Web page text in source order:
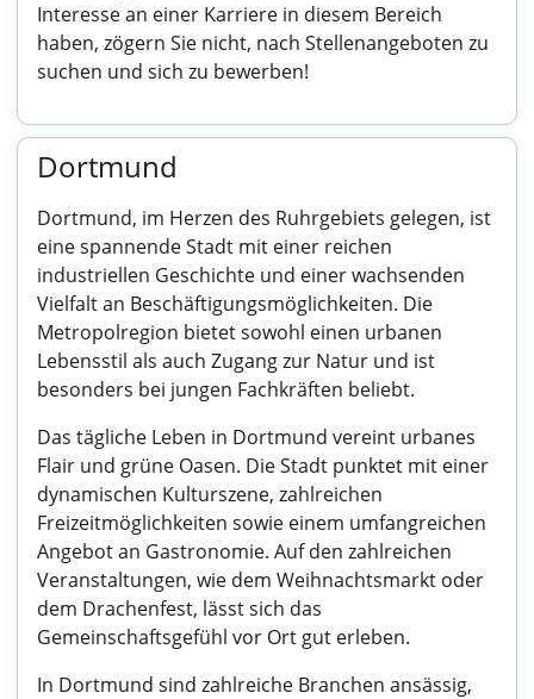
Interesse an einer Karriere in diesem Bereich
haben, zögern Sie nicht, nach Stellenangeboten zu
suchen und sich zu bewerben!
Dortmund
Dortmund, im Herzen des Ruhrgebiets gelegen, ist
eine spannende Stadt mit einer reichen
industriellen Geschichte und einer wachsenden
Vielfalt an Beschäftigungsmöglichkeiten. Die
Metropolregion bietet sowohl einen urbanen
Lebensstil als auch Zugang zur Natur und ist
besonders bei jungen Fachkräften beliebt.
Das tägliche Leben in Dortmund vereint urbanes
Flair und grüne Oasen. Die Stadt punktet mit einer
dynamischen Kulturszene, zahlreichen
Freizeitmöglichkeiten sowie einem umfangreichen
Angebot an Gastronomie. Auf den zahlreichen
Veranstaltungen, wie dem Weihnachtsmarkt oder
dem Drachenfest, lässt sich das
Gemeinschaftsgefühl vor Ort gut erleben.
In Dortmund sind zahlreiche Branchen ansässig,